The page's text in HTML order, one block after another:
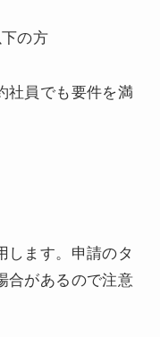
の方
社員でも要件を満
します。申請のタ
合があるので注意